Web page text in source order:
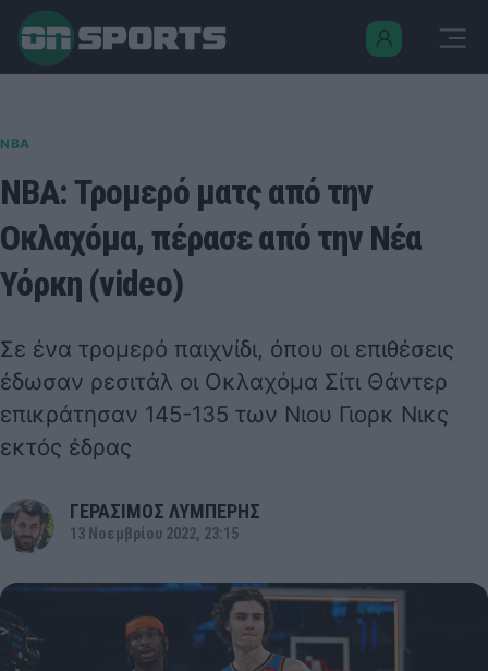
NBA
ΝΒΑ: Τρομερό ματς από την
Οκλαχόμα, πέρασε από την Νέα
Υόρκη (video)
Σε ένα τρομερό παιχνίδι, όπου οι επιθέσεις
έδωσαν ρεσιτάλ οι Οκλαχόμα Σίτι Θάντερ
επικράτησαν 145-135 των Νιου Γιορκ Νικς
εκτός έδρας
ΓΕΡΑΣΙΜΟΣ ΛΥΜΠΕΡΗΣ
13 Νοεμβρίου 2022, 23:15